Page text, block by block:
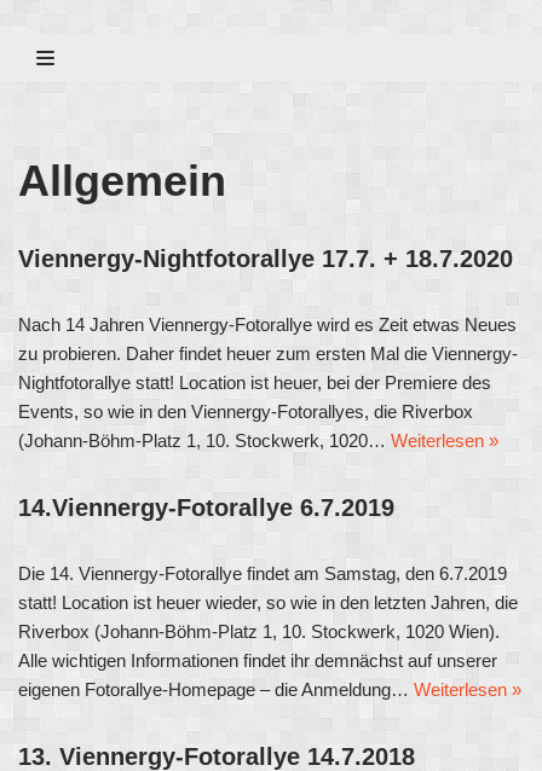
Zum
Allgemein
Viennergy-Nightfotorallye 17.7. + 18.7.2020
Nach 14 Jahren Viennergy-Fotorallye wird es Zeit etwas Neues
zu probieren. Daher findet heuer zum ersten Mal die Viennergy-
Nightfotorallye statt! Location ist heuer, bei der Premiere des
Events, so wie in den Viennergy-Fotorallyes, die Riverbox
(Johann-Böhm-Platz 1, 10. Stockwerk, 1020… Weiterlesen »
14.Viennergy-Fotorallye 6.7.2019
Die 14. Viennergy-Fotorallye findet am Samstag, den 6.7.2019
statt! Location ist heuer wieder, so wie in den letzten Jahren, die
Riverbox (Johann-Böhm-Platz 1, 10. Stockwerk, 1020 Wien).
Alle wichtigen Informationen findet ihr demnächst auf unserer
eigenen Fotorallye-Homepage – die Anmeldung… Weiterlesen »
13. Viennergy-Fotorallye 14.7.2018